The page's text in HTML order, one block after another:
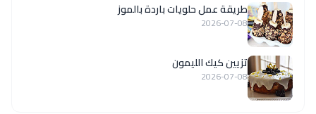
طريقة عمل حلويات باردة بالموز
2026-07-08
تزيين كيك الليمون
2026-07-08